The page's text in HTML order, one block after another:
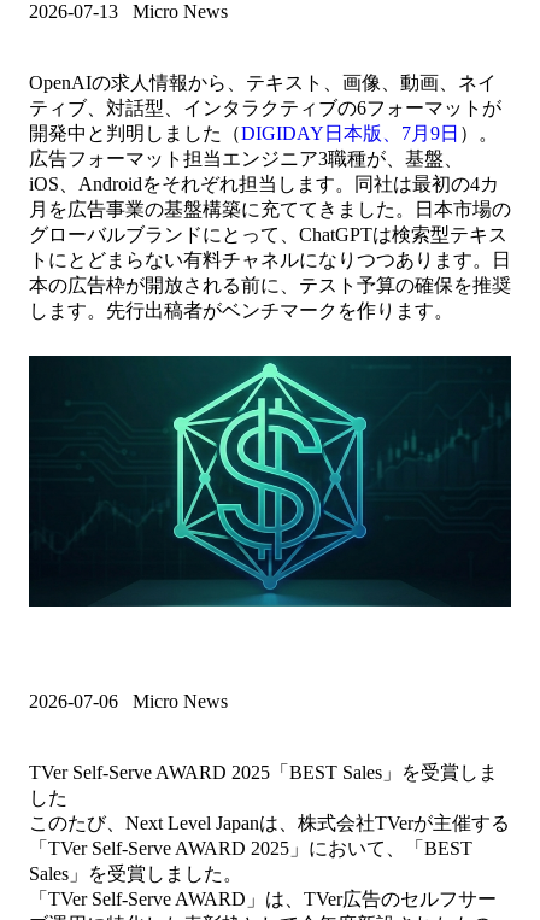
2026-07-13 Micro News
OpenAIの求人情報から、テキスト、画像、動画、ネイ
ティブ、対話型、インタラクティブの6フォーマットが
開発中と判明しました（DIGIDAY日本版、7月9日 ）。
広告フォーマット担当エンジニア3職種が、基盤、
iOS、Androidをそれぞれ担当します。同社は最初の4カ
月を広告事業の基盤構築に充ててきました。日本市場の
グローバルブランドにとって、ChatGPTは検索型テキス
トにとどまらない有料チャネルになりつつあります。日
本の広告枠が開放される前に、テスト予算の確保を推奨
します。先行出稿者がベンチマークを作ります。
2026-07-06 Micro News
TVer Self-Serve AWARD 2025「BEST Sales」を受賞しま
した
このたび、Next Level Japanは、株式会社TVerが主催する
「TVer Self-Serve AWARD 2025」において、「BEST
Sales」を受賞しました。
「TVer Self-Serve AWARD」は、TVer広告のセルフサー